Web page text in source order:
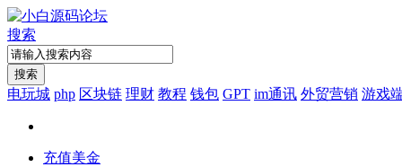
搜索
搜索
电玩城 php 区块链 理财 教程 钱包 GPT im通讯 外贸营销 游戏
充值美金